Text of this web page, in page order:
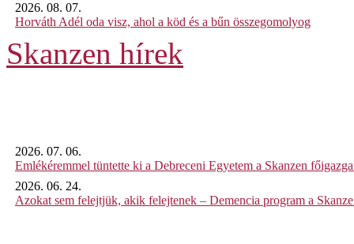
2026. 08. 07.
Horváth Adél oda visz, ahol a köd és a bűn összegomolyog
Skanzen hírek
2026. 07. 06.
Emlékéremmel tüntette ki a Debreceni Egyetem a Skanzen
2026. 06. 24.
Azokat sem felejtjük, akik felejtenek – Demencia program a